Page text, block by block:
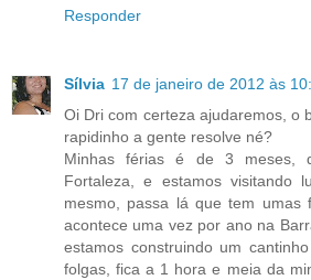
Responder
Sílvia 17 de janeiro de 2012 às
Oi Dri com certeza ajudaremos, o
rapidinho a gente resolve né?
Minhas férias é de 3 meses,
Fortaleza, e estamos visitando
mesmo, passa lá que tem umas
acontece uma vez por ano na
estamos construindo um
folgas, fica a 1 hora e meia da